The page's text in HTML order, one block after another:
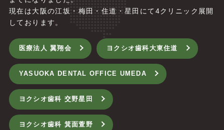
現在は大阪の江坂・梅田・住道・星田にて4クリニック展開
しております。
医療法人 翼翔会 ヨクシオ歯科大東住道
YASUOKA DENTAL OFFICE UMEDA
ヨクシオ歯科 交野星田
ヨクシオ歯科 箕面萱野